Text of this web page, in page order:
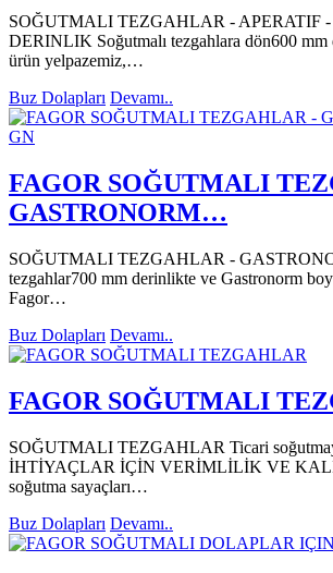
SOĞUTMALI TEZGAHLAR - APERATIF -
DERINLIK Soğutmalı tezgahlara dön600
ürün yelpazemiz,…
Buz Dolapları Devamı..
FAGOR SOĞUTMALI
GASTRONORM…
SOĞUTMALI TEZGAHLAR -
tezgahlar700 mm derinlikte ve Gastronorm
Fagor…
Buz Dolapları Devamı..
FAGOR SOĞUTMALI
SOĞUTMALI TEZGAHLAR Ticari
İHTİYAÇLAR İÇİN VERİMLİLİK VE
soğutma sayaçları…
Buz Dolapları Devamı..